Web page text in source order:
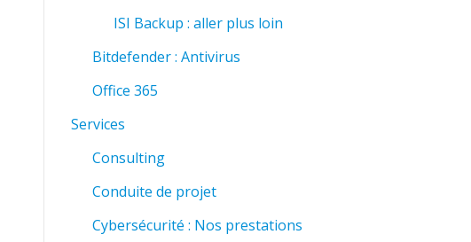
ISI Backup : aller plus loin
Bitdefender : Antivirus
Office 365
Services
Consulting
Conduite de projet
Cybersécurité : Nos prestations